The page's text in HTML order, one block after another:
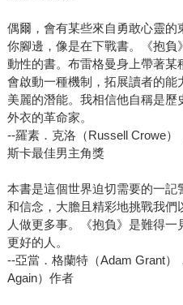
偶爾，會有某些來自勇敢心靈
你腳邊，像是在下戰書。《抱
動性的書。布雷格曼身上帶著
會啟動一種機制，拓展讀者的
美麗的潛能。我相信他自稱是
外衣的革命家。
--羅素．克洛（Russell Crowe
斯卡最佳男主角獎
本書是這個世界迫切需要的一
和信念，大膽且精彩地挑戰我
人做更多事。《抱負》是難得
更好的人。
--亞當．格蘭特（Adam Grant）
Again）作者